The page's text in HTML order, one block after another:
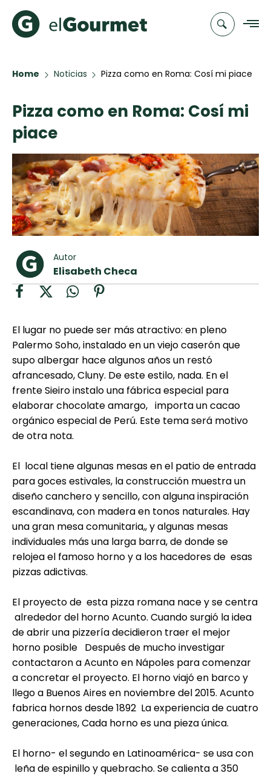
Recetas
Populares
Aguachile de
Camarón de
mi Papá
Chocolate
Red Velvet
Cake
Key Lime Pie
Cupcakes y
Muffins
A Pura Dulzura
Todas las
Chefs
Canal de
TV
Novedades
Club
Home Noticias Pizza como en Roma: Cosí mi piace
Pizza como en Roma: Cosí mi
piace
Autor
Elisabeth Checa
El lugar no puede ser más atractivo: en pleno
Palermo Soho, instalado en un viejo caserón que
supo albergar hace algunos años un restó
afrancesado, Cluny. De este estilo, nada. En el
frente Sieiro instalo una fábrica especial para
elaborar chocolate amargo, importa un cacao
orgánico especial de Perú. Este tema será motivo
de otra nota.
El local tiene algunas mesas en el patio de entrada
para goces estivales, la construcción muestra un
diseño canchero y sencillo, con alguna inspiración
escandinava, con madera en tonos naturales. Hay
una gran mesa comunitaria,, y algunas mesas
individuales más una larga barra, de donde se
relojea el famoso horno y a los hacedores de esas
pizzas adictivas.
El proyecto de esta pizza romana nace y se centra
alrededor del horno Acunto. Cuando surgió la idea
de abrir una pizzería decidieron traer el mejor
horno posible Después de mucho investigar
contactaron a Acunto en Nápoles para comenzar
a concretar el proyecto. El horno viajó en barco y
llego a Buenos Aires en noviembre del 2015. Acunto
fabrica hornos desde 1892 La experiencia de cuatro
generaciones, Cada horno es una pieza única.
El horno- el segundo en Latinoamérica- se usa con
leña de espinillo y quebracho. Se calienta a 350